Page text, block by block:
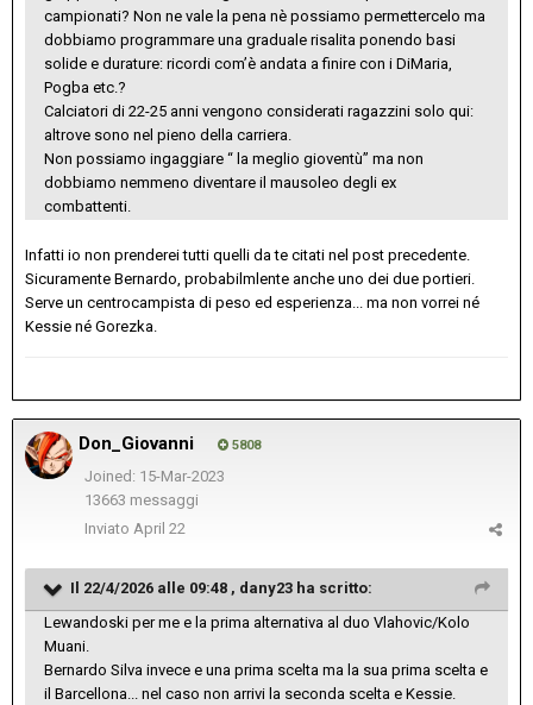
campionati? Non ne vale la pena nè possiamo permettercelo ma
dobbiamo programmare una graduale risalita ponendo basi
solide e durature: ricordi com’è andata a finire con i DiMaria,
Pogba etc.?
Calciatori di 22-25 anni vengono considerati ragazzini solo qui:
altrove sono nel pieno della carriera.
Non possiamo ingaggiare “ la meglio gioventù” ma non
dobbiamo nemmeno diventare il mausoleo degli ex
combattenti.
Infatti io non prenderei tutti quelli da te citati nel post precedente.
Sicuramente Bernardo, probabilmlente anche uno dei due portieri.
Serve un centrocampista di peso ed esperienza... ma non vorrei né
Kessie né Gorezka.
Don_Giovanni 5808
Joined: 15-Mar-2023
13663 messaggi
Inviato April 22
Il 22/4/2026 alle 09:48 , dany23 ha scritto:
Lewandoski per me e la prima alternativa al duo Vlahovic/Kolo
Muani.
Bernardo Silva invece e una prima scelta ma la sua prima scelta e
il Barcellona... nel caso non arrivi la seconda scelta e Kessie.